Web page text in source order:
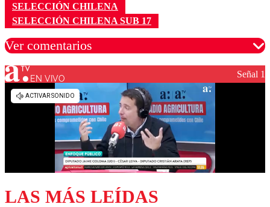
SELECCIÓN CHILENA
SELECCIÓN CHILENA SUB 17
Ver comentarios
Los comentarios son moderados para garantizar un
diálogo respetuoso.
EN VIVO Señal 1
LAS MÁS LEÍDAS